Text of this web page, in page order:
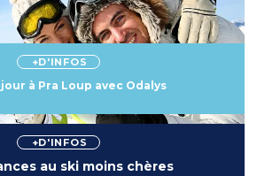
+D'INFOS
à Pra Loup avec Odalys
+D'INFOS
au ski moins chères